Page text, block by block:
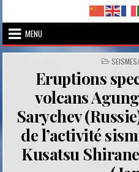
MENU
POSTED
IN
Eruptions
volcans
Sarychev
de l’activité
Kusatsu